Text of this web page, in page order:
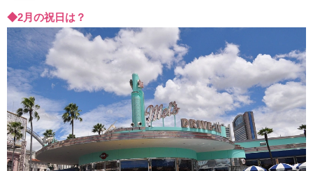
◆2月の祝日は？